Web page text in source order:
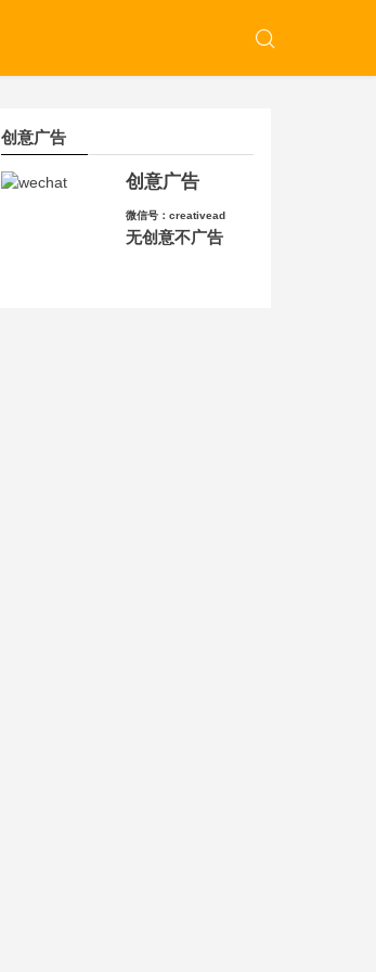
创意广告
创意广告
微信号：creativead
无创意不广告